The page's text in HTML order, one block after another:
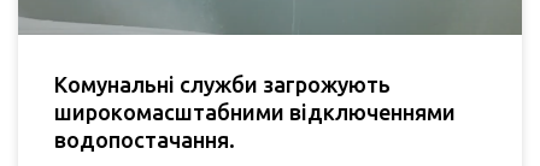
Комунальні служби загрожують
широкомасштабними відключеннями
водопостачання.